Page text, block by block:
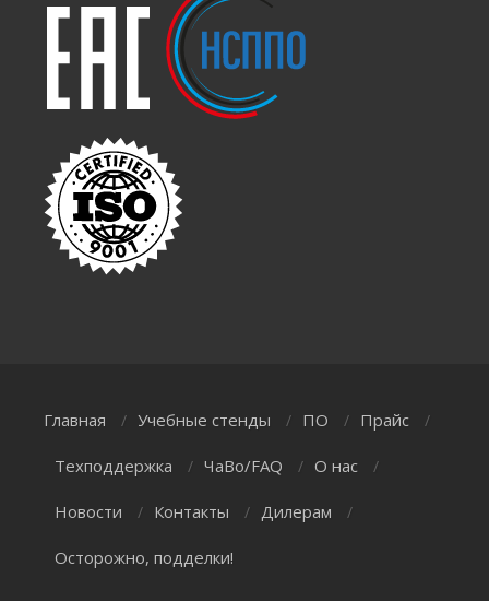
Главная / Учебные стенды / ПО / Прайс /
Техподдержка / ЧаВо/FAQ / О нас /
Новости / Контакты / Дилерам /
Осторожно, подделки!